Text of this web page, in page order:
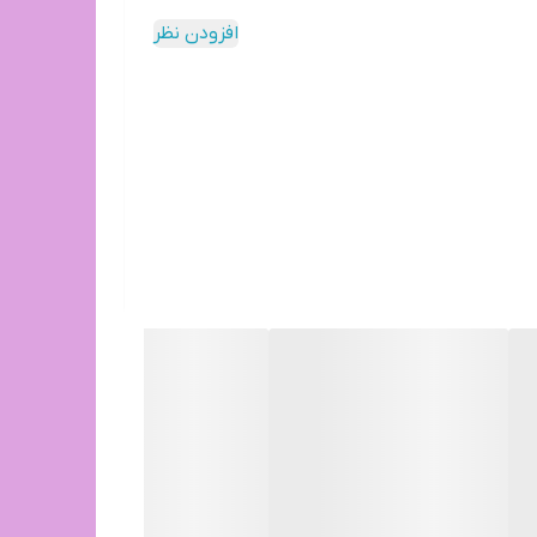
افزودن نظر